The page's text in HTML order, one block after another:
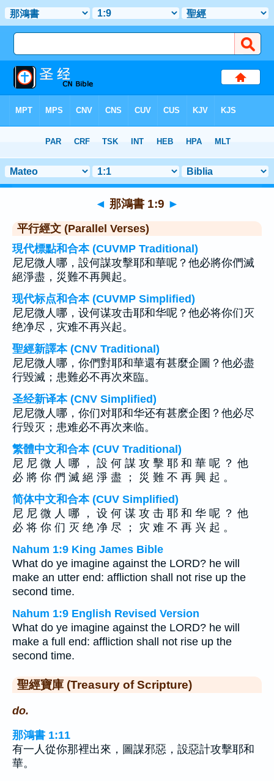
> 聖經金句 9
◄ 那鴻書 1:9 ►
平行經文 (Parallel Verses)
現代標點和合本 (CUVMP Traditional)
尼尼微人哪，設何謀攻擊耶和華呢？他必將你們滅
絕淨盡，災難不再興起。
现代标点和合本 (CUVMP Simplified)
尼尼微人哪，设何谋攻击耶和华呢？他必将你们灭
绝净尽，灾难不再兴起。
聖經新譯本 (CNV Traditional)
尼尼微人哪，你們對耶和華還有甚麼企圖？他必盡
行毀滅；患難必不再次來臨。
圣经新译本 (CNV Simplified)
尼尼微人哪，你们对耶和华还有甚麽企图？他必尽
行毁灭；患难必不再次来临。
繁體中文和合本 (CUV Traditional)
尼 尼 微 人 哪 ， 設 何 謀 攻 擊 耶 和 華 呢 ？ 他
必 將 你 們 滅 絕 淨 盡 ； 災 難 不 再 興 起 。
简体中文和合本 (CUV Simplified)
尼 尼 微 人 哪 ， 设 何 谋 攻 击 耶 和 华 呢 ？ 他
必 将 你 们 灭 绝 净 尽 ； 灾 难 不 再 兴 起 。
Nahum 1:9 King James Bible
What do ye imagine against the LORD? he will
make an utter end: affliction shall not rise up the
second time.
Nahum 1:9 English Revised Version
What do ye imagine against the LORD? he will
make a full end: affliction shall not rise up the
second time.
聖經寶庫 (Treasury of Scripture)
do.
那鴻書 1:11
有一人從你那裡出來，圖謀邪惡，設惡計攻擊耶和
華。